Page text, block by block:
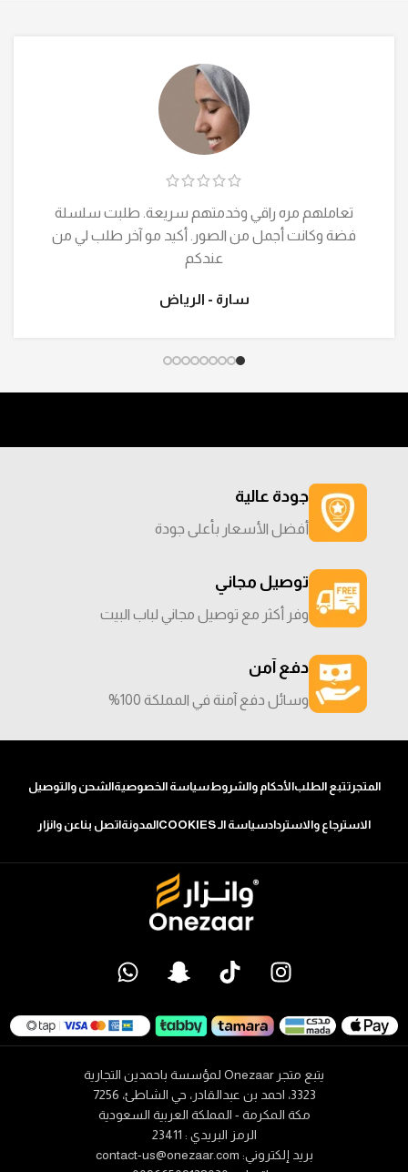
بصراحة الاكسسوارات شي فوق الخيال! مرة فخمة
والتفاصيل تجنن، ووصلتني بوقتها والتغليف كان مرتب
وأنيق يعطيكم العافية
نورة - جدة
جودة عالية
أفضل الأسعار بأعلى جودة
توصيل مجاني
وفر أكثر مع توصيل مجاني لباب البيت
دفع آمن
وسائل دفع آمنة في المملكة 100%
المتجرتتبع الطلبالأحكام والشروطسياسة الخصوصيةالشحن والتوصيل
الاسترجاع والاستردادسياسة الـ COOKIES المدونةاتصل بناعن وانزار
يتبع متجر Onezaar لمؤسسة باحمدين التجارية
3323، احمد بن عبدالقادر، حي الشاطئ، 7256
مكة المكرمة - المملكة العربية السعودية
الرمز البريدي : 23411
بريد إلكتروني: contact-us@onezaar.com